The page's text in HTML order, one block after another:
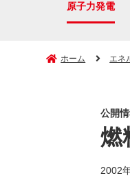
プレスリリー
原子力発電
ホーム エネ
公開
燃
2002